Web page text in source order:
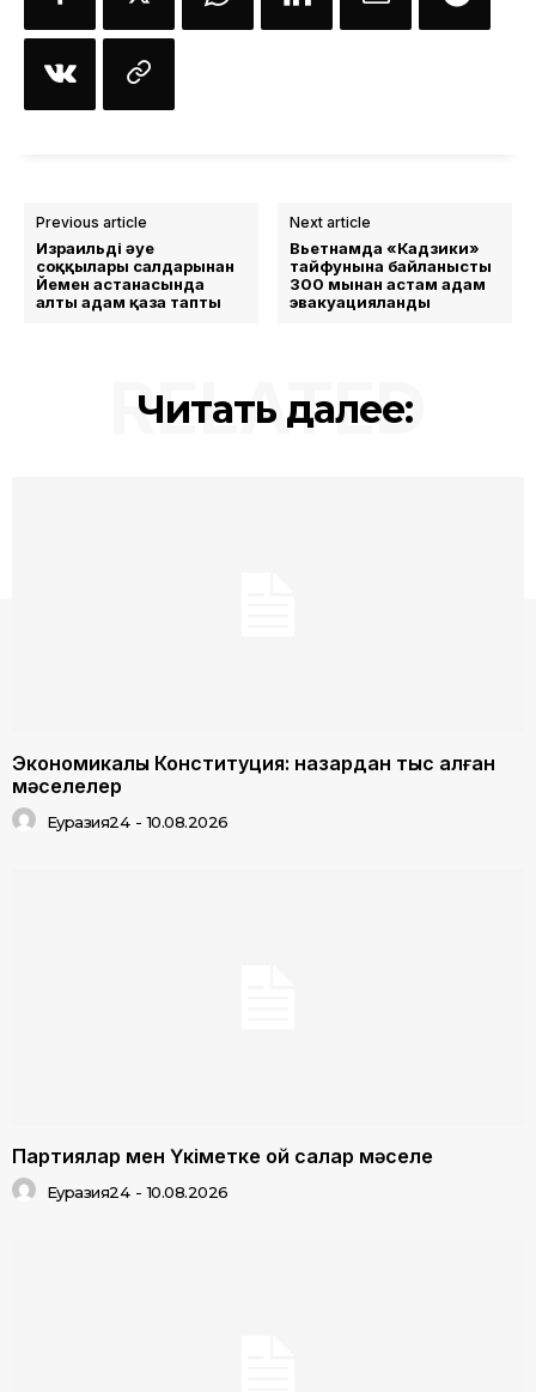
Previous article
Израильдің әуе
соққылары салдарынан
Йемен астанасында
алты адам қаза тапты
Next article
Вьетнамда «Кадзики»
тайфунына байланысты
300 мыңнан астам адам
эвакуацияланды
Читать далее:
RELATED
Экономикалық Конституция: назардан тыс қалған
мәселелер
Еуразия24 - 10.08.2026
Партиялар мен Үкіметке ой салар мәселе
Еуразия24 - 10.08.2026